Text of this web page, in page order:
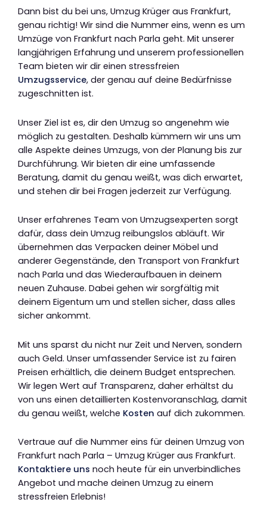
Dann bist du bei uns, Umzug Krüger aus Frankfurt,
genau richtig! Wir sind die Nummer eins, wenn es um
Umzüge von Frankfurt nach Parla geht. Mit unserer
langjährigen Erfahrung und unserem professionellen
Team bieten wir dir einen stressfreien
Umzugsservice, der genau auf deine Bedürfnisse
zugeschnitten ist.
Unser Ziel ist es, dir den Umzug so angenehm wie
möglich zu gestalten. Deshalb kümmern wir uns um
alle Aspekte deines Umzugs, von der Planung bis zur
Durchführung. Wir bieten dir eine umfassende
Beratung, damit du genau weißt, was dich erwartet,
und stehen dir bei Fragen jederzeit zur Verfügung.
Unser erfahrenes Team von Umzugsexperten sorgt
dafür, dass dein Umzug reibungslos abläuft. Wir
übernehmen das Verpacken deiner Möbel und
anderer Gegenstände, den Transport von Frankfurt
nach Parla und das Wiederaufbauen in deinem
neuen Zuhause. Dabei gehen wir sorgfältig mit
deinem Eigentum um und stellen sicher, dass alles
sicher ankommt.
Mit uns sparst du nicht nur Zeit und Nerven, sondern
auch Geld. Unser umfassender Service ist zu fairen
Preisen erhältlich, die deinem Budget entsprechen.
Wir legen Wert auf Transparenz, daher erhältst du
von uns einen detaillierten Kostenvoranschlag, damit
du genau weißt, welche Kosten auf dich zukommen.
Vertraue auf die Nummer eins für deinen Umzug von
Frankfurt nach Parla – Umzug Krüger aus Frankfurt.
Kontaktiere uns noch heute für ein unverbindliches
Angebot und mache deinen Umzug zu einem
stressfreien Erlebnis!